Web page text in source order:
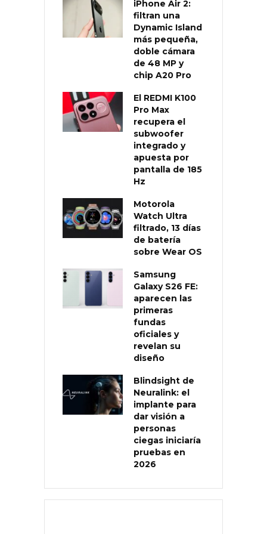
iPhone Air 2:
filtran una
Dynamic Island
más pequeña,
doble cámara
de 48 MP y
chip A20 Pro
El REDMI K100
Pro Max
recupera el
subwoofer
integrado y
apuesta por
pantalla de 185
Hz
Motorola
Watch Ultra
filtrado, 13 días
de batería
sobre Wear OS
Samsung
Galaxy S26 FE:
aparecen las
primeras
fundas
oficiales y
revelan su
diseño
Blindsight de
Neuralink: el
implante para
dar visión a
personas
ciegas iniciaría
pruebas en
2026